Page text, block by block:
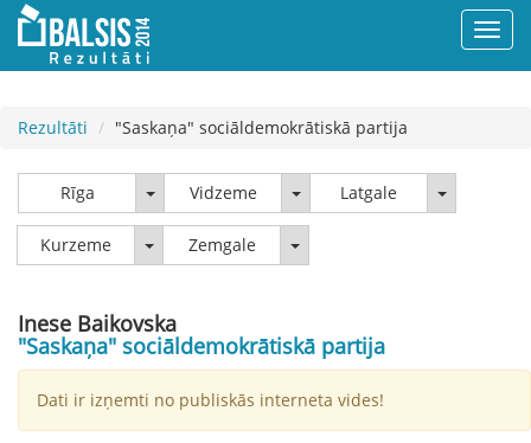
Rezultāti "Saskaņa" sociāldemokrātiskā partija
Rīga Rīga Vidzeme VidzemeLatgale Latgale
Kurzeme KurzemeZemgale Zemgale
Inese Baikovska
"Saskaņa" sociāldemokrātiskā partija
Dati ir izņemti no publiskās interneta vides!